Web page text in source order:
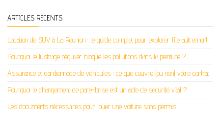
ARTICLES RÉCENTS
Location de SUV à La Réunion : le guide complet pour explorer l’île autrement
Pourquoi le lustrage régulier bloque les pollutions dans la peinture ?
Assurance et gardiennage de véhicules : ce que couvre (ou non) votre contrat
Pourquoi le changement de pare-brise est un acte de sécurité vital ?
Les documents nécessaires pour louer une voiture sans permis